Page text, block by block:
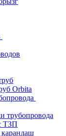
Orbita
трубопровода
ТЗП